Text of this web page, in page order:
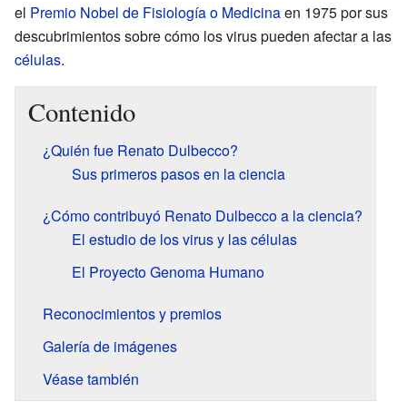
el Premio Nobel de Fisiología o Medicinaen 1975 por sus
descubrimientos sobre cómo los virus pueden afectar a las
células.
Contenido
¿Quién fue Renato Dulbecco?
Sus primeros pasos en la ciencia
¿Cómo contribuyó Renato Dulbecco a la ciencia?
El estudio de los virus y las células
El Proyecto Genoma Humano
Reconocimientos y premios
Galería de imágenes
Véase también